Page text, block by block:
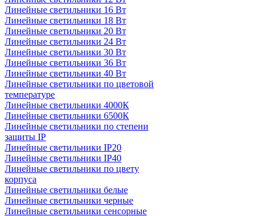
Линейные светильники 16 Вт
Линейные светильники 18 Вт
Линейные светильники 20 Вт
Линейные светильники 24 Вт
Линейные светильники 30 Вт
Линейные светильники 36 Вт
Линейные светильники 40 Вт
Линейные светильники по цветовой
температуре
Линейные светильники 4000К
Линейные светильники 6500К
Линейные светильники по степени
защиты IP
Линейные светильники IP20
Линейные светильники IP40
Линейные светильники по цвету
корпуса
Линейные светильники белые
Линейные светильники черные
Линейные светильники сенсорные